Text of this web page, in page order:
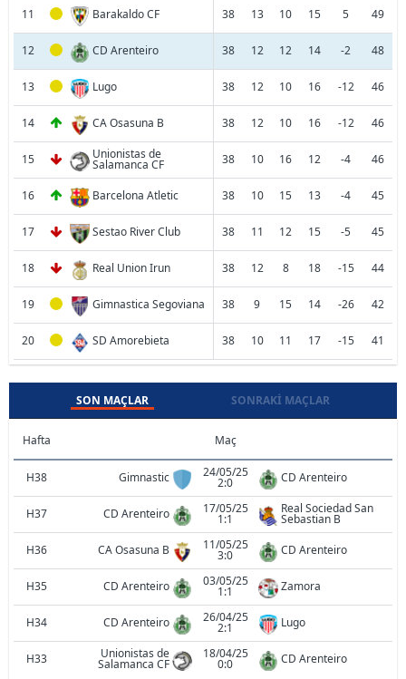
11 Barakaldo CF 38 13 10 15 5 49
12 CD Arenteiro 38 12 12 14 -2 48
13 Lugo 38 12 10 16 -12 46
14 CA Osasuna B 38 12 10 16 -12 46
15 Unionistas de
Salamanca CF 38 10 16 12 -4 46
16 Barcelona Atletic 38 10 15 13 -4 45
17 Sestao River Club 38 11 12 15 -5 45
18 Real Union Irun 38 12 8 18 -15 44
19 Gimnastica Segoviana 38 9 15 14 -26 42
20 SD Amorebieta 38 10 11 17 -15 41
SON MAÇLAR SONRAKI MAÇLAR
Hafta Maç
H38 Gimnastic 24/05/25
2:0 CD Arenteiro
H37 CD Arenteiro 17/05/25
1:1
Real Sociedad San
Sebastian B
H36
CA Osasuna B 11/05/25
3:0 CD Arenteiro
H35 CD Arenteiro 03/05/25
1:1 Zamora
H34 CD Arenteiro 26/04/25
2:1 Lugo
H33 Unionistas de
Salamanca CF
18/04/25
0:0 CD Arenteiro